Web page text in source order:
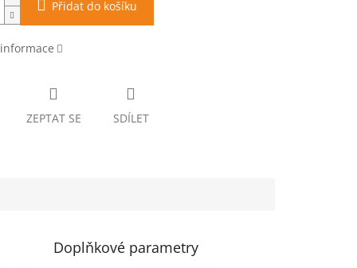
Přidat do košíku
ZEPTAT SE SDÍLET
Doplňkové parametry